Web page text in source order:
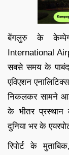
बेंगलुरु के
International
सबसे समय के पाबंद
एविएशन
निकलकर सामने आई
के भीतर
दुनिया भर के
रिपोर्ट के